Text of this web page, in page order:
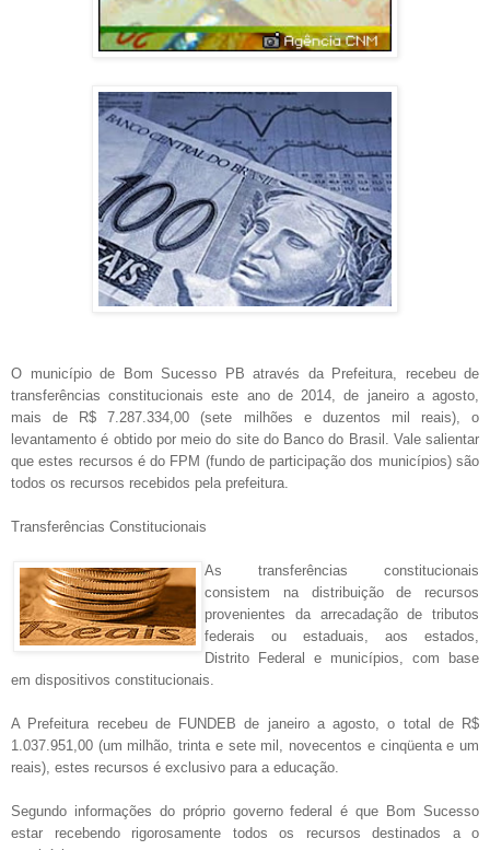
O município de Bom Sucesso PB através da Prefeitura, recebeu de
transferências constitucionais este ano de 2014, de janeiro a agosto,
mais de R$ 7.287.334,00 (sete milhões e duzentos mil reais), o
levantamento é obtido por meio do site do Banco do Brasil. Vale salientar
que estes recursos é do FPM (fundo de participação dos municípios) são
todos os recursos recebidos pela prefeitura.
Transferências Constitucionais
As transferências constitucionais
consistem na distribuição de recursos
provenientes da arrecadação de tributos
federais ou estaduais, aos estados,
Distrito Federal e municípios, com base
em dispositivos constitucionais.
A Prefeitura recebeu de FUNDEB de janeiro a agosto, o total de R$
1.037.951,00 (um milhão, trinta e sete mil, novecentos e cinqüenta e um
reais), estes recursos é exclusivo para a educação.
Segundo informações do próprio governo federal é que Bom Sucesso
estar recebendo rigorosamente todos os recursos destinados a o